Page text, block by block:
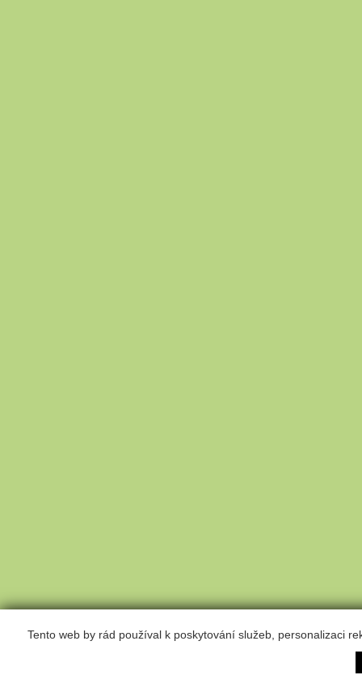
Tento web by rád používal k poskytování služeb, personalizaci